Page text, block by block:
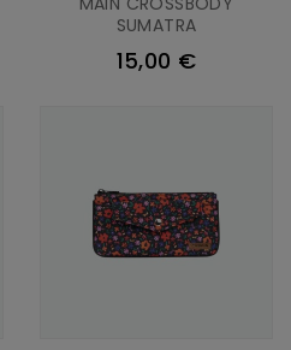
SUMATRA
15,00 €